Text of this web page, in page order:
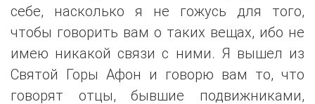
себе, насколько я не гожусь для того,
чтобы говорить вам о таких вещах, ибо не
имею никакой связи с ними. Я вышел из
Святой Горы Афон и говорю вам то, что
говорят отцы, бывшие подвижниками,